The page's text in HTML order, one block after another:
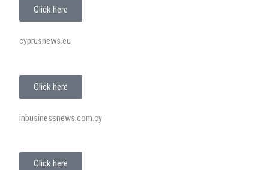
Click here
cyprusnews.eu
Click here
inbusinessnews.com.cy
Click here